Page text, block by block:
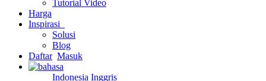
Tutorial Video
Harga
Inspirasi
Solusi
Blog
Daftar Masuk
Indonesia Inggris